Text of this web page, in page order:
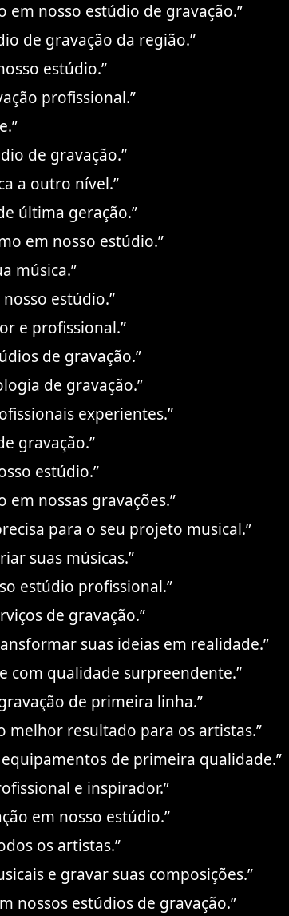
nosso estúdio de gravação.”
de gravação da região.”
estúdio.”
profissional.”
de gravação.”
a outro nível.”
última geração.”
em nosso estúdio.”
música.”
estúdio.”
e profissional.”
de gravação.”
de gravação.”
experientes.”
gravação.”
estúdio.”
em nossas gravações.”
para o seu projeto musical.”
suas músicas.”
estúdio profissional.”
de gravação.”
suas ideias em realidade.”
com qualidade surpreendente.”
de primeira linha.”
melhor resultado para os artistas.”
de primeira qualidade.”
e inspirador.”
em nosso estúdio.”
os artistas.”
e gravar suas composições.”
nossos estúdios de gravação.”